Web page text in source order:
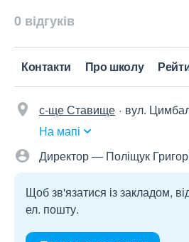
0 відгуків
Контакти Про школу
с-ще Ставище
вул.
На мапі
Директор — Поліщук
Щоб зв'язатися із закладом,
ел. пошту.